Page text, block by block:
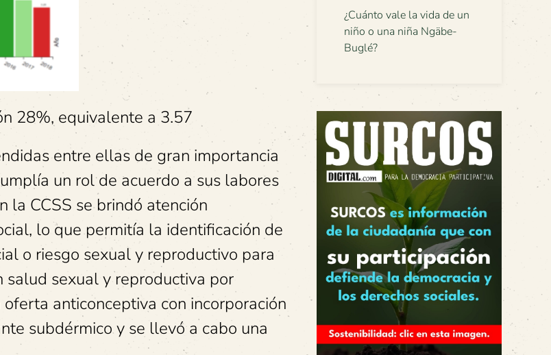
28%, equivalente a 3.57
entre ellas de gran importancia
un rol de acuerdo a sus labores
la CCSS se brindó atención
lo que permitía la identificación de
o riesgo sexual y reproductivo para
salud sexual y reproductiva por
anticonceptiva con incorporación
subdérmico y se llevó a cabo una
¿Cuánto vale la vida de un
niño o una niña Ngäbe-
Buglé?